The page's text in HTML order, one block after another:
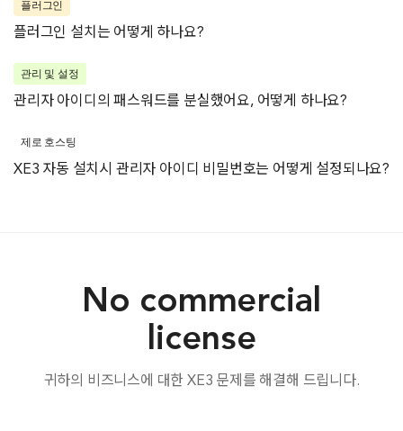
플러그인
플러그인 설치는 어떻게 하나요?
관리 및 설정
관리자 아이디의 패스워드를 분실했어요, 어떻게 하나요?
제로 호스팅
XE3 자동 설치시 관리자 아이디 비밀번호는 어떻게 설정되나요?
No commercial
license
귀하의 비즈니스에 대한 XE3 문제를 해결해 드립니다.